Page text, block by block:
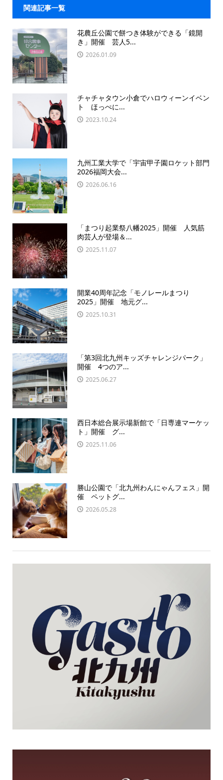
関連記事一覧
花農丘公園で餅つき体験ができる「鏡開
き」開催 芸人5...
2026.01.09
チャチャタウン小倉でハロウィーンイベン
ト ほっぺに...
2023.10.24
九州工業大学で「宇宙甲子園ロケット部門
2026福岡大会...
2026.06.16
「まつり起業祭八幡2025」開催 人気筋
肉芸人が登場＆...
2025.11.07
開業40周年記念「モノレールまつり
2025」開催 地元グ...
2025.10.31
「第3回北九州キッズチャレンジパーク」
開催 4つのア...
2025.06.27
西日本総合展示場新館で「日専連マーケッ
ト」開催 グ...
2025.11.06
勝山公園で「北九州わんにゃんフェス」開
催 ペットグ...
2026.05.28